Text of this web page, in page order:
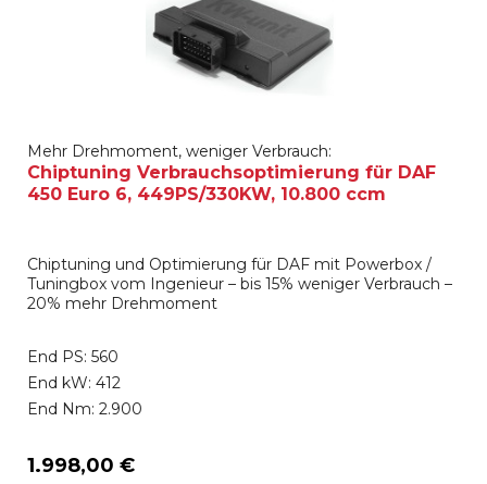
Mehr Drehmoment, weniger Verbrauch:
Chiptuning Verbrauchsoptimierung für DAF
450 Euro 6, 449PS/330KW, 10.800 ccm
Chiptuning und Optimierung für DAF mit Powerbox /
Tuningbox vom Ingenieur – bis 15% weniger Verbrauch –
20% mehr Drehmoment
End PS: 560
End kW: 412
End Nm: 2.900
1.998,00 €